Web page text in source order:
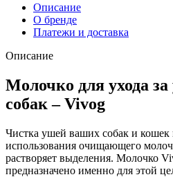
Описание
О бренде
Платежи и доставка
Описание
Молочко для ухода
собак – Vivog
Чистка ушей ваших собак и кошек
использования очищающего
растворяет выделения. Молочко
предназначено именно для этой